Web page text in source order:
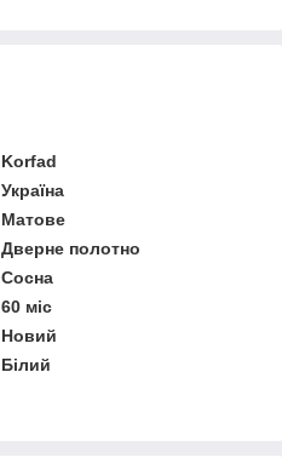
Korfad
Україна
Матове
Дверне полотно
Сосна
60 міс
Новий
Білий